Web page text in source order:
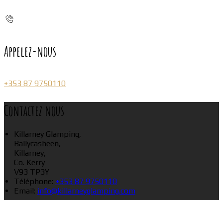
Appelez-nous
+353 87 9750110
Contactez nous
Killarney Glamping,
Ballycasheen,
Killarney,
Co. Kerry
V93 TP3Y
Téléphone: +353 87 9750110
Email: info@killarneyglamping.com